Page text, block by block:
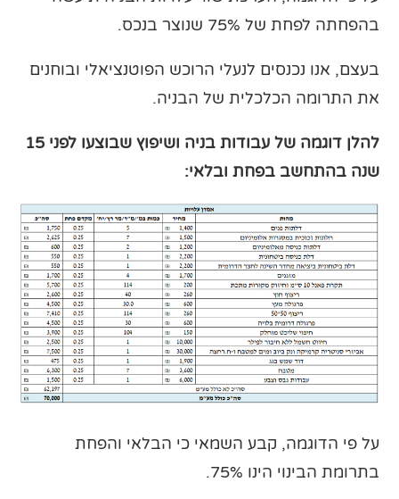
בהפחתה לפחת של 75% שנוצר בנכס.
בעצם, אנו נכנסים לנעלי הרוכש הפוטנציאלי ובוחנים
את התרומה הכלכלית של הבניה.
להלן דוגמה של עבודות בניה ושיפוץ שבוצעו לפני 15
שנה בהתחשב בפחת ובלאי:
על פי הדוגמה, קבע השמאי כי הבלאי והפחת
בתרומת הבינוי הינו 75%.